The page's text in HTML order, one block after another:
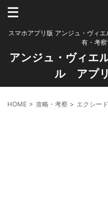
スマホアプリ版 アンジュ・ヴィ
有・考
アンジュ・ヴィエ
ル アプ
HOME > 攻略・考察 > エクシード